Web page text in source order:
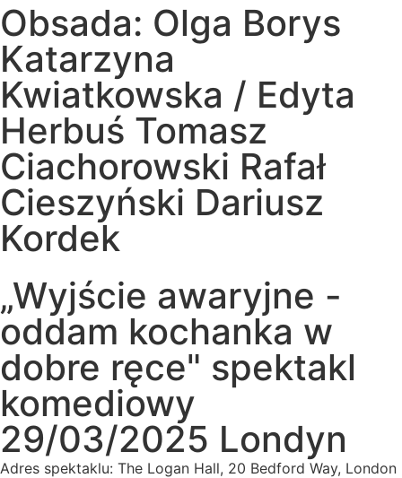
Obsada: Olga Borys
Katarzyna
Kwiatkowska / Edyta
Herbuś Tomasz
Ciachorowski Rafał
Cieszyński Dariusz
Kordek
„Wyjście awaryjne -
oddam kochanka w
dobre ręce" spektakl
komediowy
29/03/2025 Londyn
Adres spektaklu: The Logan Hall, 20 Bedford Way, London